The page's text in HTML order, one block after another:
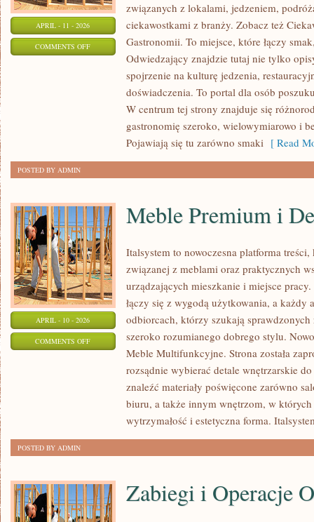
APRIL - 11 - 2026
COMMENTS OFFON
RESTAURACJE
związanych z lokalami, jedzeniem,
ciekawostkami z branży. Zobacz też
Gastronomii. To miejsce, które łączy
Odwiedzający znajdzie tutaj nie tylko
spojrzenie na kulturę jedzenia,
doświadczenia. To portal dla osób
W centrum tej strony znajduje się
gastronomię szeroko, wielowymiarowo i
Pojawiają się tu zarówno smaki [ Read
POSTED BY ADMIN
APRIL - 10 - 2026
COMMENTS OFFON
DESIGNERSKIE
Meble Premium i
Italsystem to nowoczesna platforma
związanej z meblami oraz praktycznych
urządzających mieszkanie i miejsce
łączy się z wygodą użytkowania, a każdy
odbiorcach, którzy szukają
szeroko rozumianego dobrego stylu.
Meble Multifunkcyjne. Strona została
rozsądnie wybierać detale wnętrzarskie
znaleźć materiały poświęcone zarówno
biuru, a także innym wnętrzom, w których
wytrzymałość i estetyczna forma.
POSTED BY ADMIN
Zabiegi i Operacje